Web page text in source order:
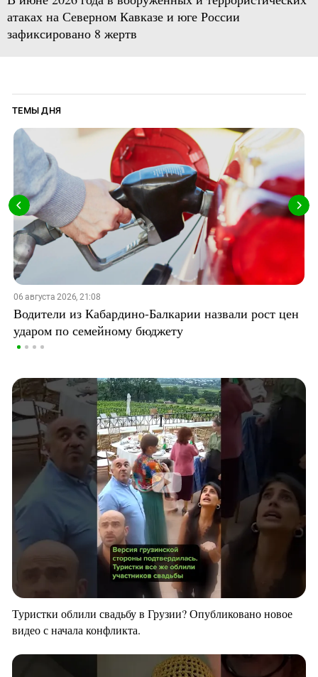
атаках на Северном Кавказе и юге России
зафиксировано 8 жертв
ТЕМЫ ДНЯ
06 августа 2026, 21:08
Водители из Кабардино-Балкарии назвали рост цен
ударом по семейному бюджету
Туристки облили свадьбу в Грузии? Опубликовано новое
видео с начала конфликта.